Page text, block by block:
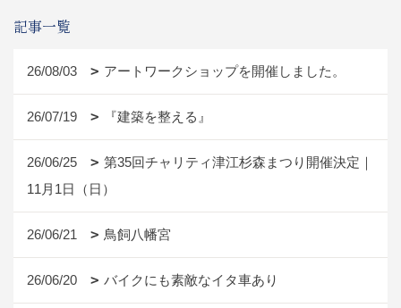
記事一覧
26/08/03 アートワークショップを開催しました。
26/07/19 『建築を整える』
26/06/25
第35回チャリティ津江杉森まつり開催決定｜
11月1日（日）
26/06/21 鳥飼八幡宮
26/06/20 バイクにも素敵なイタ車あり